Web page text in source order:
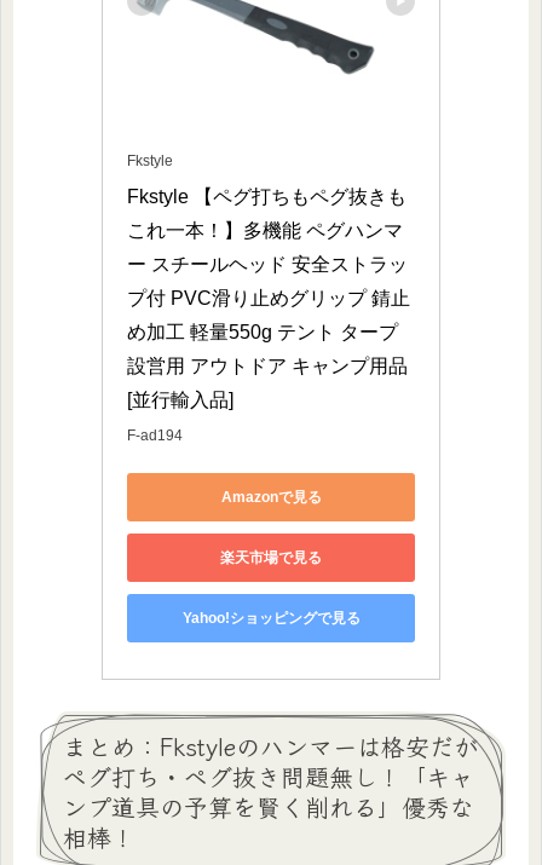
Fkstyle
Fkstyle 【ペグ打ちもペグ抜きも
これ一本！】多機能 ペグハンマ
ー スチールヘッド 安全ストラッ
プ付 PVC滑り止めグリップ 錆止
め加工 軽量550g テント タープ
設営用 アウトドア キャンプ用品
[並行輸入品]
F-ad194
Amazonで見る
楽天市場で見る
Yahoo!ショッピングで見る
まとめ：Fkstyleのハンマーは格安だが
ペグ打ち・ペグ抜き問題無し！「キャ
ンプ道具の予算を賢く削れる」優秀な
相棒！